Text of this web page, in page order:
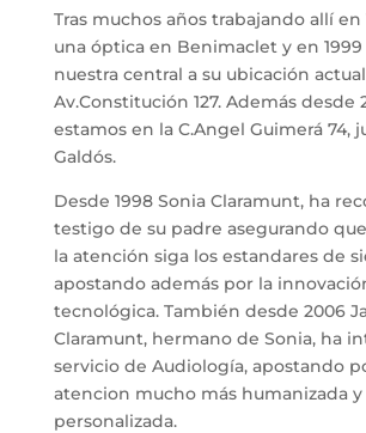
Tras muchos años trabajando allí en
una óptica en Benimaclet y en
nuestra central a su ubicación actual
Av.Constitución 127. Además desde
estamos en la C.Angel Guimerá 74,
Galdós.
Desde 1998 Sonia Claramunt, ha
testigo de su padre asegurando
la atención siga los estandares de
apostando además por la
tecnológica. También desde 2006
Claramunt, hermano de Sonia, ha
servicio de Audiología, apostando
atencion mucho más humanizada y
personalizada.